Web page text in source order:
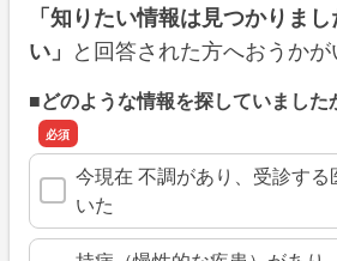
「知りたい情報は見つかりまし
い」 と回答された方へおうかが
■どのような情報を探していました
今現在 不調があり、受診する
いた